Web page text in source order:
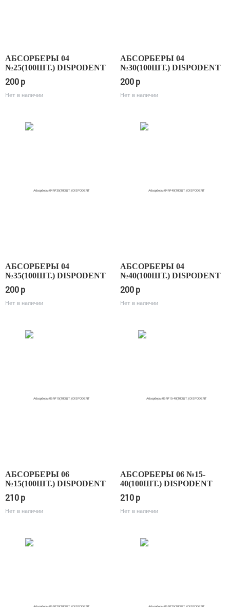
АБСОРБЕРЫ 04
№25(100ШТ.) DISPODENT
200p
Нет в наличии
АБСОРБЕРЫ 04
№30(100ШТ.) DISPODENT
200p
Нет в наличии
АБСОРБЕРЫ 04
№35(100ШТ.) DISPODENT
200p
Нет в наличии
АБСОРБЕРЫ 04
№40(100ШТ.) DISPODENT
200p
Нет в наличии
АБСОРБЕРЫ 06
№15(100ШТ.) DISPODENT
210p
Нет в наличии
АБСОРБЕРЫ 06 №15-
40(100ШТ.) DISPODENT
210p
Нет в наличии